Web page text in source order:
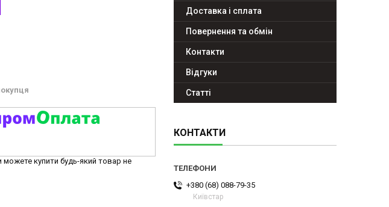
можете купити будь-який товар не
Доставка і сплата
Повернення та обмін
Контакти
Відгуки
Статті
КОНТАКТИ
+380 (68) 088-79-35
Київстар